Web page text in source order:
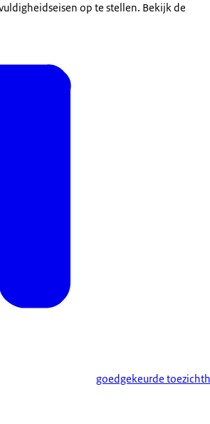
op te stellen. Bekijk de
goedgekeurde